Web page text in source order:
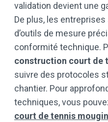
validation devient une
De plus, les
d’outils de mesure
conformité technique.
construction court de
suivre des protocoles
chantier. Pour
techniques, vous
court de tennis